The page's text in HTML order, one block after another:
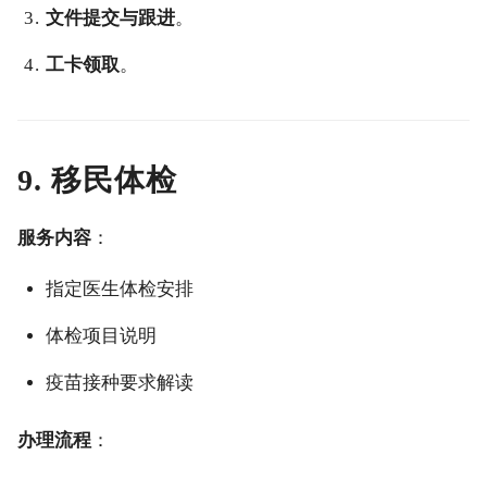
文件提交与跟进。
工卡领取。
9. 移民体检
服务内容 ：
指定医生体检安排
体检项目说明
疫苗接种要求解读
办理流程 ：